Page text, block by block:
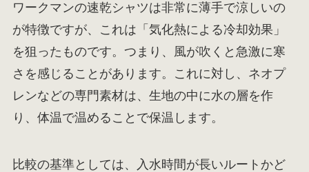
ワークマンの速乾シャツは非常に薄手で涼しいの
が特徴ですが、これは「気化熱による冷却効果」
を狙ったものです。つまり、風が吹くと急激に寒
さを感じることがあります。これに対し、ネオプ
レンなどの専門素材は、生地の中に水の層を作
り、体温で温めることで保温します。
比較の基準としては、入水時間が長いルートかど